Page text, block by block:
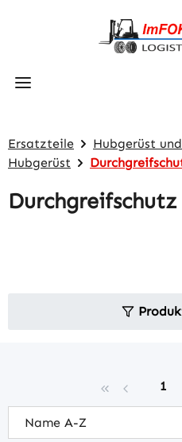
Zum Hauptinhalt springen
Ersatzteile
Hubgerüst
Hubgerüst
Durchgreifschutz
Seite
1